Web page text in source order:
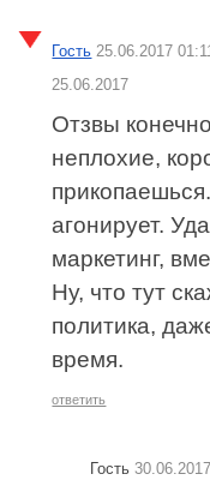
Гость 25.06.2017
25.06.2017
Отзвы
неплохие,
агонирует.
маркетинг,
Ну, что тут
политика,
время.
ответить
Гость